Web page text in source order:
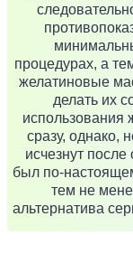
процедурах, а
желатиновые
делать их
использования
сразу, однако,
исчезнут
был по-
тем не
альтернатива